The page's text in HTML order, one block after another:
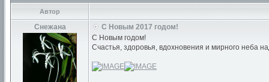
Автор
Снежана
С Новым 2017 годом!
С Новым годом!
Счастья, здоровья, вдохновения и мирного неба